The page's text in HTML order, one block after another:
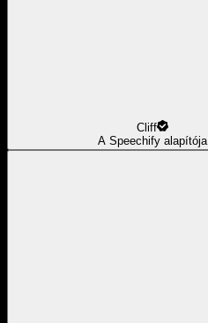
Cliff
A Speechify alapítója